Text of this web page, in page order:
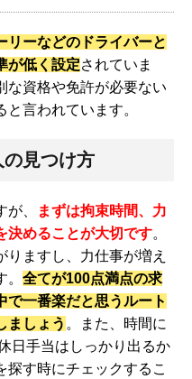
リーなどのドライバーと
が低く設定されていま
な資格や免許が必要ない
言われています。
見つけ方
、
まずは拘束時間、力
決めることが大切です。
ますし、力仕事が増え
全てが100点満点の求
で一番楽だと思うルート
ましょう 。また、時間に
日手当はしっかり出るか
探す時にチェックするこ